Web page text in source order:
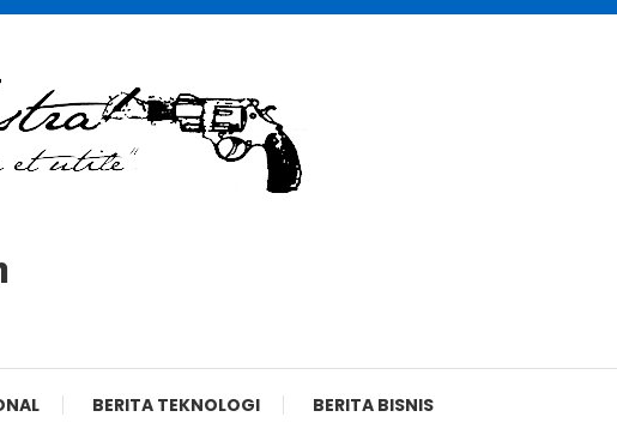
BERITA TEKNOLOGI BERITA BISNIS